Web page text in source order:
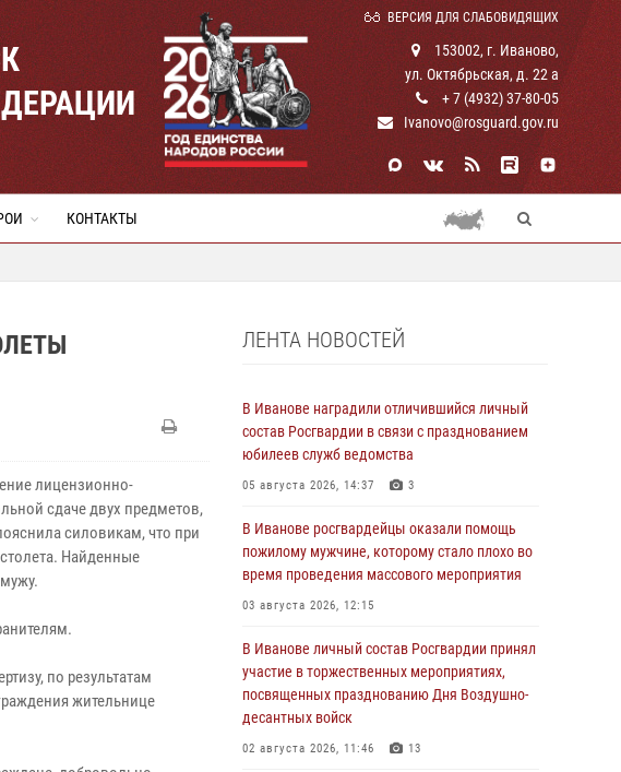
ВЕРСИЯ ДЛЯ СЛАБОВИДЯЩИХ
153002, г. Иваново,
ул. Октябрьская, д. 22 а
+ 7 (4932) 37-80-05
Ivanovo@rosguard.gov.ru
КОНТАКТЫ
лицензионно-
сдаче двух предметов,
силовикам, что при
Найденные
по результатам
жительнице
ЛЕНТА НОВОСТЕЙ
В Иванове наградили отличившийся личный
состав Росгвардии в связи с празднованием
юбилеев служб ведомства
05 августа 2026, 14:37 3
В Иванове росгвардейцы оказали помощь
пожилому мужчине, которому стало плохо во
время проведения массового мероприятия
03 августа 2026, 12:15
В Иванове личный состав Росгвардии принял
участие в торжественных мероприятиях,
посвященных празднованию Дня Воздушно-
десантных войск
02 августа 2026, 11:46 13